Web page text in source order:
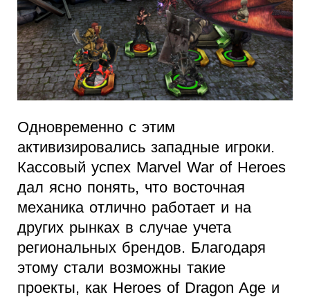
Одновременно с этим
активизировались западные игроки.
Кассовый успех Marvel War of Heroes
дал ясно понять, что восточная
механика отлично работает и на
других рынках в случае учета
региональных брендов. Благодаря
этому стали возможны такие
проекты, как Heroes of Dragon Age и